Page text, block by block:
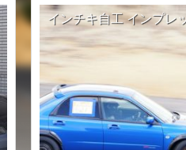
インチキ自工 インプレ